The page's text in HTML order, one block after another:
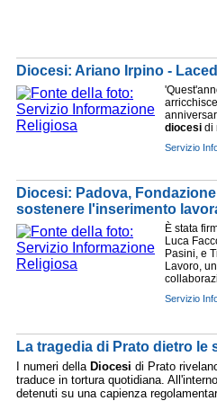
Diocesi: Ariano Irpino -
diocesi di
Servizio
Diocesi: Padova,
sostenere l'inserimento
È stata
Luca
Pasini, e
Lavoro,
Servizio
La tragedia di Prato dietro le
I numeri della Diocesi di Prato
traduce in tortura quotidiana.
detenuti su una capienza